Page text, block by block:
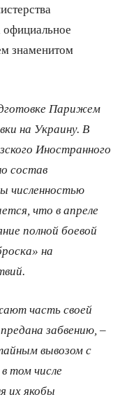
официальное
знаменитом
Парижем
на Украину. В
Иностранного
состав
численностью
что в апреле
полной боевой
на
часть своей
забвению, –
вывозом с
том числе
их якобы